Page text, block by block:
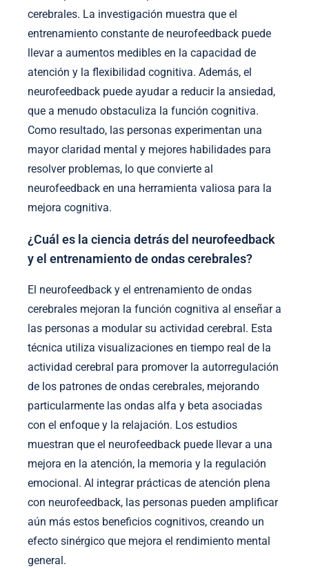
cerebrales. La investigación muestra que el
entrenamiento constante de neurofeedback puede
llevar a aumentos medibles en la capacidad de
atención y la flexibilidad cognitiva. Además, el
neurofeedback puede ayudar a reducir la ansiedad,
que a menudo obstaculiza la función cognitiva.
Como resultado, las personas experimentan una
mayor claridad mental y mejores habilidades para
resolver problemas, lo que convierte al
neurofeedback en una herramienta valiosa para la
mejora cognitiva.
¿Cuál es la ciencia detrás del neurofeedback
y el entrenamiento de ondas cerebrales?
El neurofeedback y el entrenamiento de ondas
cerebrales mejoran la función cognitiva al enseñar a
las personas a modular su actividad cerebral. Esta
técnica utiliza visualizaciones en tiempo real de la
actividad cerebral para promover la autorregulación
de los patrones de ondas cerebrales, mejorando
particularmente las ondas alfa y beta asociadas
con el enfoque y la relajación. Los estudios
muestran que el neurofeedback puede llevar a una
mejora en la atención, la memoria y la regulación
emocional. Al integrar prácticas de atención plena
con neurofeedback, las personas pueden amplificar
aún más estos beneficios cognitivos, creando un
efecto sinérgico que mejora el rendimiento mental
general.